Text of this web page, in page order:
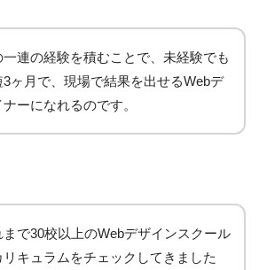
一連の経験を積むことで、未経験でも
3ヶ月で、現場で結果を出せるWebデ
ーになれるのです。
まで30校以上のWebデザインスクール
リキュラムをチェックしてきました